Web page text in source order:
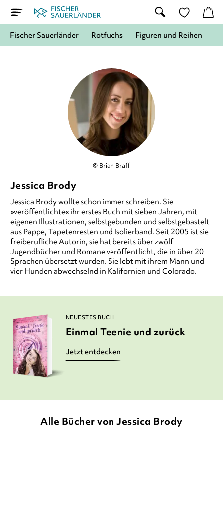
Fischer Sauerländer Rotfuchs Figuren und Reihen
© Brian Braff
Jessica Brody
Jessica Brody wollte schon immer schreiben. Sie
»veröffentlichte« ihr erstes Buch mit sieben Jahren, mit
eigenen Illustrationen, selbstgebunden und selbstgebastelt
aus Pappe, Tapetenresten und Isolierband. Seit 2005 ist sie
freiberufliche Autorin, sie hat bereits über zwölf
Jugendbücher und Romane veröffentlicht, die in über 20
Sprachen übersetzt wurden. Sie lebt mit ihrem Mann und
vier Hunden abwechselnd in Kalifornien und Colorado.
NEUESTES BUCH
Einmal Teenie und zurück
Jetzt entdecken
Alle Bücher von Jessica Brody